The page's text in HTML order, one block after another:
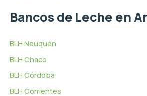
Bancos de Leche en
BLH Neuquén
BLH Chaco
BLH Córdoba
BLH Corrientes